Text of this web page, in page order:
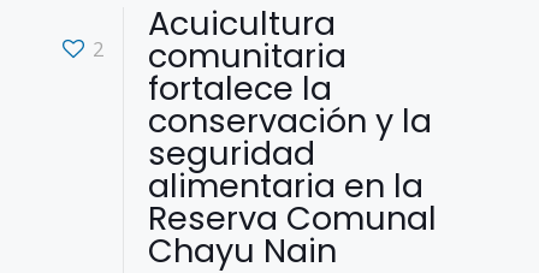
2
Acuicultura
comunitaria
fortalece la
conservación y la
seguridad
alimentaria en la
Reserva Comunal
Chayu Nain